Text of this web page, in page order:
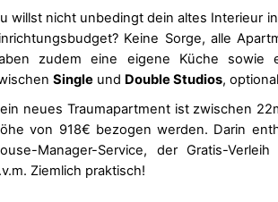
willst nicht unbedingt dein altes Interieur
Keine Sorge, alle
zudem eine eigene Küche sowie
Single und Double Studios,
neues Traumapartment ist zwischen
von 918€ bezogen werden. Darin
Manager-Service, der Gratis-
Ziemlich praktisch!